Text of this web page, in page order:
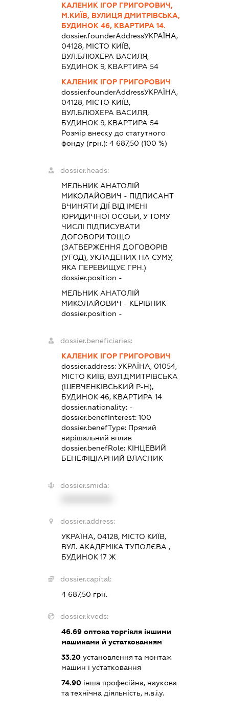
КАЛЕНИК ІГОР ГРИГОРОВИЧ,
М.КИЇВ, ВУЛИЦЯ ДМИТРІВСЬКА,
БУДИНОК 46, КВАРТИРА 14.
dossier.founderAddressУКРАЇНА,
04128, МІСТО КИЇВ,
ВУЛ.БЛЮХЕРА ВАСИЛЯ,
БУДИНОК 9, КВАРТИРА 54
КАЛЕНИК ІГОР ГРИГОРОВИЧ
dossier.founderAddressУКРАЇНА,
04128, МІСТО КИЇВ,
ВУЛ.БЛЮХЕРА ВАСИЛЯ,
БУДИНОК 9, КВАРТИРА 54
Розмір внеску до статутного
фонду (грн.): 4 687,50 (100 %)
dossier.heads:
МЕЛЬНИК АНАТОЛІЙ
МИКОЛАЙОВИЧ - ПІДПИСАНТ
ВЧИНЯТИ ДІЇ ВІД ІМЕНІ
ЮРИДИЧНОЇ ОСОБИ, У ТОМУ
ЧИСЛІ ПІДПИСУВАТИ
ДОГОВОРИ ТОЩО
(ЗАТВЕРЖЕННЯ ДОГОВОРІВ
(УГОД), УКЛАДЕНИХ НА СУМУ,
ЯКА ПЕРЕВИЩУЄ ГРН.)
dossier.position -
МЕЛЬНИК АНАТОЛІЙ
МИКОЛАЙОВИЧ - КЕРІВНИК
dossier.position -
dossier.beneficiaries:
КАЛЕНИК ІГОР ГРИГОРОВИЧ
dossier.address: УКРАЇНА, 01054,
МІСТО КИЇВ, ВУЛ.ДМИТРІВСЬКА
(ШЕВЧЕНКІВСЬКИЙ Р-Н),
БУДИНОК 46, КВАРТИРА 14
dossier.nationality: -
dossier.benefInterest: 100
dossier.benefType: Прямий
вирішальний вплив
dossier.benefRole: КІНЦЕВИЙ
БЕНЕФІЦІАРНИЙ ВЛАСНИК
dossier.smida:
dossier.address:
УКРАЇНА, 04128, МІСТО КИЇВ,
ВУЛ. АКАДЕМІКА ТУПОЛЄВА ,
БУДИНОК 17 Ж
dossier.capital:
4 687,50 грн.
dossier.kveds:
46.69оптова торгівля іншими
машинами й устаткованням
33.20установлення та монтаж
машин і устатковання
74.90інша професійна, наукова
та технічна діяльність, н.в.і.у.